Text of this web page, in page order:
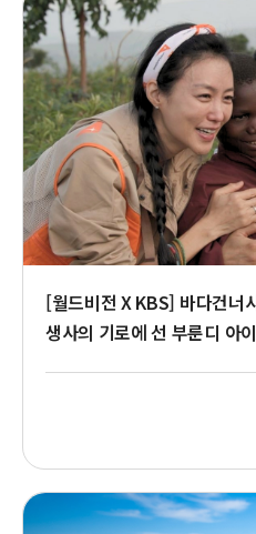
[월드비전 X KBS] 바다건너
생사의 기로에 선 부룬디 아